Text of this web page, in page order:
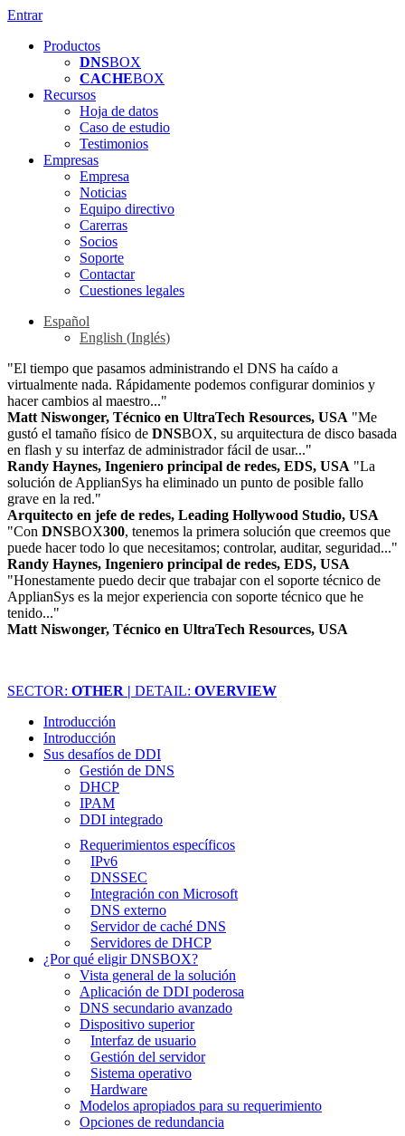
Entrar
Productos
DNSBOX
CACHEBOX
Recursos
Hoja de datos
Caso de estudio
Testimonios
Empresas
Empresa
Noticias
Equipo directivo
Carerras
Socios
Soporte
Contactar
Cuestiones legales
Español
English (Inglés)
"El tiempo que pasamos administrando el DNS ha caído a
virtualmente nada. Rápidamente podemos configurar dominios y
hacer cambios al maestro..."
Matt Niswonger, Técnico en UltraTech Resources, USA "Me
gustó el tamaño físico de DNSBOX, su arquitectura de disco basada
en flash y su interfaz de administrador fácil de usar..."
Randy Haynes, Ingeniero principal de redes, EDS, USA "La
solución de ApplianSys ha eliminado un punto de posible fallo
grave en la red."
Arquitecto en jefe de redes, Leading Hollywood Studio, USA
"Con DNSBOX300, tenemos la primera solución que creemos que
puede hacer todo lo que necesitamos; controlar, auditar, seguridad..."
Randy Haynes, Ingeniero principal de redes, EDS, USA
"Honestamente puedo decir que trabajar con el soporte técnico de
ApplianSys es la mejor experiencia con soporte técnico que he
tenido..."
Matt Niswonger, Técnico en UltraTech Resources, USA
SECTOR: OTHER | DETAIL: OVERVIEW
Introducción
Introducción
Sus desafíos de DDI
Gestión de DNS
DHCP
IPAM
DDI integrado
Requerimientos específicos
IPv6
DNSSEC
Integración con Microsoft
DNS externo
Servidor de caché DNS
Servidores de DHCP
¿Por qué eligir DNSBOX?
Vista general de la solución
Aplicación de DDI poderosa
DNS secundario avanzado
Dispositivo superior
Interfaz de usuario
Gestión del servidor
Sistema operativo
Hardware
Modelos apropiados para su requerimiento
Opciones de redundancia